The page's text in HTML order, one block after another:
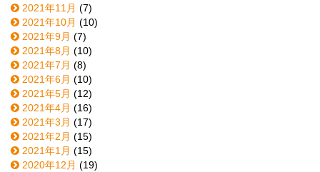
2021年11月 (7)
2021年10月 (10)
2021年9月 (7)
2021年8月 (10)
2021年7月 (8)
2021年6月 (10)
2021年5月 (12)
2021年4月 (16)
2021年3月 (17)
2021年2月 (15)
2021年1月 (15)
2020年12月 (19)